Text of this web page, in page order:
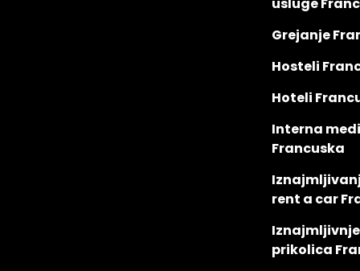
usluge
Grejanje
Hosteli
Hoteli
Interna
Francuska
rent a car
Iznajmljivnje
prikolica